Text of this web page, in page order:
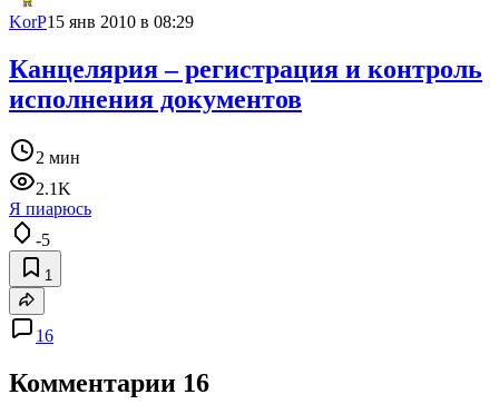
KorP15 янв 2010 в 08:29
Канцелярия – регистрация и контроль
исполнения документов
2 мин
2.1K
Я пиарюсь
-5
1
16
Комментарии 16